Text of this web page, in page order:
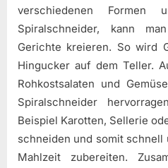
verschiedenen
Spiralschneider, kann
Gerichte kreieren. So wird
Hingucker auf dem Teller.
Rohkostsalaten und
Spiralschneider
Beispiel Karotten, Sellerie
schneiden und somit
Mahlzeit zubereiten.